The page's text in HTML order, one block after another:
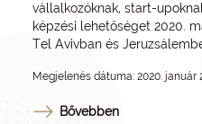
vállalkozóknak, start-
képzési lehetőséget 2020.
Tel Avivban és
Megjelenés dátuma: 2020. január
Bővebben